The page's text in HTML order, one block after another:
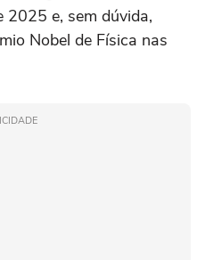
2025 e, sem dúvida,
Nobel de Física nas